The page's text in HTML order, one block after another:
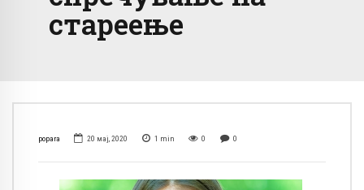
стареење
popara 20 мај, 2020 1 min 0 0